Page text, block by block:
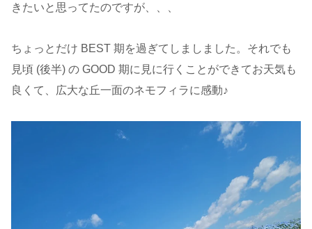
きたいと思ってたのですが、、、
ちょっとだけ BEST 期を過ぎてしましました。それでも
見頃 (後半) の GOOD 期に見に行くことができてお天気も
良くて、広大な丘一面のネモフィラに感動♪